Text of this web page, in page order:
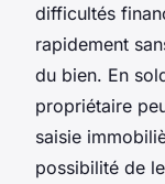
difficultés
rapidement
du bien. En
propriétaire
saisie
possibilité de